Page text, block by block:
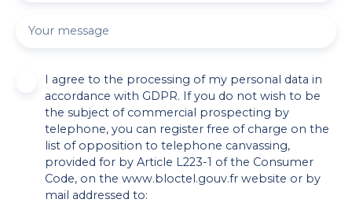
Your message
I agree to the processing of my personal data in
accordance with GDPR. If you do not wish to be
the subject of commercial prospecting by
telephone, you can register free of charge on the
list of opposition to telephone canvassing,
provided for by Article L223-1 of the Consumer
Code, on the www.bloctel.gouv.fr website or by
mail addressed to: